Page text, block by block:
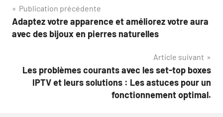
Navigation
de
Publication précédente
Adaptez votre apparence et améliorez votre aura
avec des bijoux en pierres naturelles
Article suivant
Les problèmes courants avec les set-top boxes
IPTV et leurs solutions : Les astuces pour un
fonctionnement optimal.